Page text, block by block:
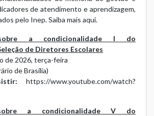
de atendimento e aprendizagem,
pelo Inep.Saiba mais aqui.
a condicionalidade I do
de Diretores Escolares
de 2026, terça-feira
de Brasília)
https://www.youtube.com/watch?
a condicionalidade V do